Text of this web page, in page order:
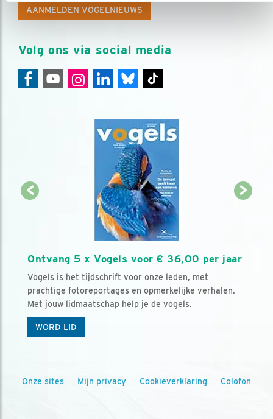
AANMELDEN VOGELNIEUWS
Volg ons via social media
Ontvang 5 x Vogels voor € 36,00 per jaar
Vogels is het tijdschrift voor onze leden, met
prachtige fotoreportages en opmerkelijke verhalen.
Met jouw lidmaatschap help je de vogels.
WORD LID
Onze sites Mijn privacy Cookieverklaring Colofon